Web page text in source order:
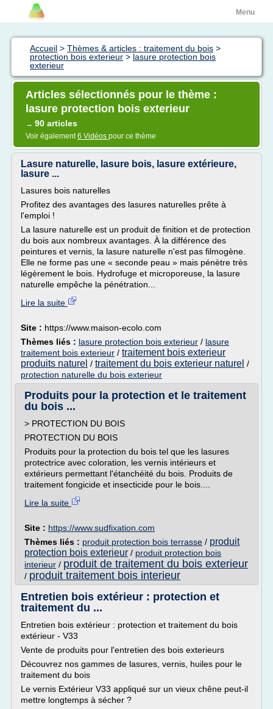
Menu
Accueil > Thèmes & articles : traitement du bois >
protection bois exterieur > lasure protection bois
exterieur
Articles sélectionnés pour le thème :
lasure protection bois exterieur
→ 90 articles
Voir également6 Vidéos pour ce thème
Lasure naturelle, lasure bois, lasure extérieure,
lasure ...
Lasures bois naturelles
Profitez des avantages des lasures naturelles prête à
l'emploi !
La lasure naturelle est un produit de finition et de protection
du bois aux nombreux avantages. À la différence des
peintures et vernis, la lasure naturelle n'est pas filmogène.
Elle ne forme pas une « seconde peau » mais pénètre très
légèrement le bois. Hydrofuge et microporeuse, la lasure
naturelle empêche la pénétration...
Lire la suite
Site : https://www.maison-ecolo.com
Thèmes liés : lasure protection bois exterieur / lasure
traitement bois exterieur / traitement bois exterieur
produits naturel / traitement du bois exterieur naturel /
protection naturelle du bois exterieur
Produits pour la protection et le traitement
du bois ...
> PROTECTION DU BOIS
PROTECTION DU BOIS
Produits pour la protection du bois tel que les lasures
protectrice avec coloration, les vernis intérieurs et
extérieurs permettant l'étanchéité du bois. Produits de
traitement fongicide et insecticide pour le bois....
Lire la suite
Site : https://www.sudfixation.com
Thèmes liés : produit protection bois terrasse / produit
protection bois exterieur / produit protection bois
interieur / produit de traitement du bois exterieur
/ produit traitement bois interieur
Entretien bois extérieur : protection et
traitement du ...
Entretien bois extérieur : protection et traitement du bois
extérieur - V33
Vente de produits pour l'entretien des bois exterieurs
Découvrez nos gammes de lasures, vernis, huiles pour le
traitement du bois
Le vernis Extérieur V33 appliqué sur un vieux chêne peut-il
mettre longtemps à sécher ?